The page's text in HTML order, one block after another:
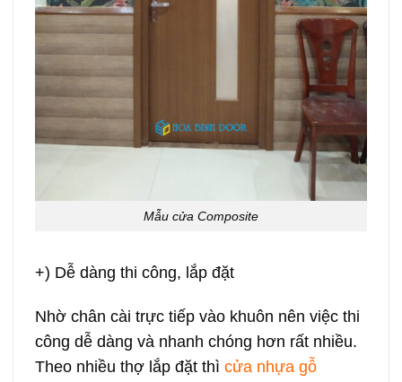
Mẫu cửa Composite
+) Dễ dàng thi công, lắp đặt
Nhờ chân cài trực tiếp vào khuôn nên việc thi
công dễ dàng và nhanh chóng hơn rất nhiều.
Theo nhiều thợ lắp đặt thì cửa nhựa gỗ